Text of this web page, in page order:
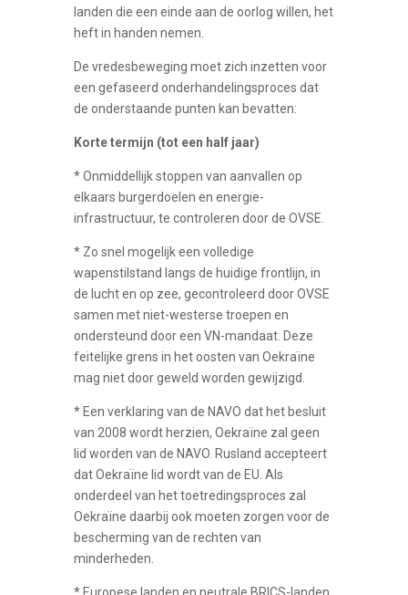
landen die een einde aan de oorlog willen, het
heft in handen nemen.
De vredesbeweging moet zich inzetten voor
een gefaseerd onderhandelingsproces dat
de onderstaande punten kan bevatten:
Korte termijn (tot een half jaar)
* Onmiddellijk stoppen van aanvallen op
elkaars burgerdoelen en energie-
infrastructuur, te controleren door de OVSE.
* Zo snel mogelijk een volledige
wapenstilstand langs de huidige frontlijn, in
de lucht en op zee, gecontroleerd door OVSE
samen met niet-westerse troepen en
ondersteund door een VN-mandaat. Deze
feitelijke grens in het oosten van Oekraïne
mag niet door geweld worden gewijzigd.
* Een verklaring van de NAVO dat het besluit
van 2008 wordt herzien, Oekraïne zal geen
lid worden van de NAVO. Rusland accepteert
dat Oekraïne lid wordt van de EU. Als
onderdeel van het toetredingsproces zal
Oekraïne daarbij ook moeten zorgen voor de
bescherming van de rechten van
minderheden.